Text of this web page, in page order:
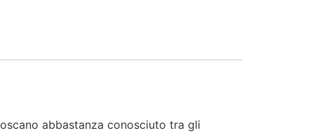
abbastanza conosciuto tra gli